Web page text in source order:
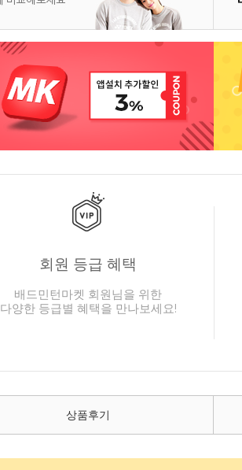
회원 등급 혜택
배드민턴마켓 회원님을 위한
다양한 등급별 혜택을 만나보세요!
상품후기